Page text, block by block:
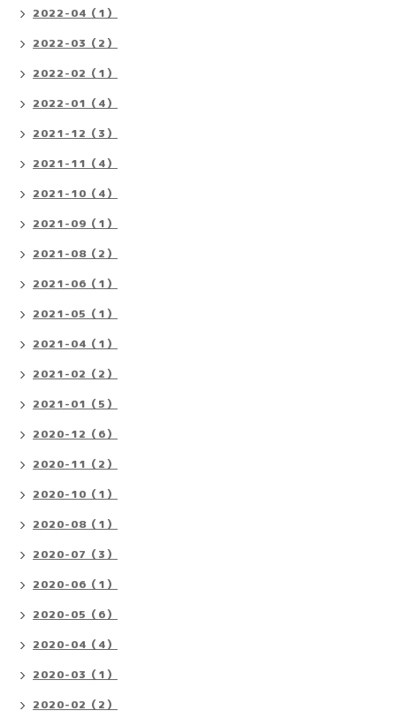
2022-04（1）
2022-03（2）
2022-02（1）
2022-01（4）
2021-12（3）
2021-11（4）
2021-10（4）
2021-09（1）
2021-08（2）
2021-06（1）
2021-05（1）
2021-04（1）
2021-02（2）
2021-01（5）
2020-12（6）
2020-11（2）
2020-10（1）
2020-08（1）
2020-07（3）
2020-06（1）
2020-05（6）
2020-04（4）
2020-03（1）
2020-02（2）